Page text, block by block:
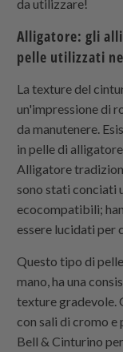
da utilizzare!
Alligatore: gli
pelle utilizzati
La texture del
un'impressione di
da manutenere.
in pelle di
Alligatore
sono stati conciati
ecocompatibili;
essere lucidati per
Questo tipo di
mano, ha una
texture gradevole.
con sali di cromo
Bell & Cinturino